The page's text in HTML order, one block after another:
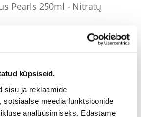
küpsiseid.
sisu ja reklaamide
sotsiaalse meedia funktsioonide
analüüsimiseks. Edastame
Pearls 250ml - Nitratų
/ 100 ml)
15.15 €